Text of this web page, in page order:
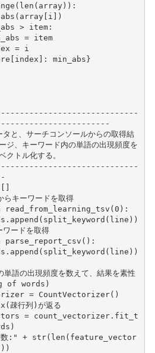
( len ( array)):
abs ( array[ i ])
> item:
=
item
=
i
[ index ]: min_abs}
と、サーチコンソールからの取得結
ジ、キーワード内の単語の出現頻度を
クトル化する。
[]
キーワードを取得
read_from_learning_tsv (0 ):
. append ( split_keyword ( line ))
ードを取得
parse_report_csv ():
. append ( split_keyword ( line ))
語の出現頻度を数えて、結果を素性
of words)
= CountVectorizer()
行列)が返る
= count_vectorizer. fit_t
)
:" + str( len ( feature_vector